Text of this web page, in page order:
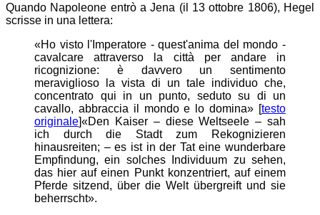
Quando Napoleone entrò a Jena (il 13 ottobre 1806), Hegel
scrisse in una lettera:
«Ho visto l'Imperatore - quest'anima del mondo -
cavalcare attraverso la città per andare in
ricognizione: è davvero un sentimento
meraviglioso la vista di un tale individuo che,
concentrato qui in un punto, seduto su di un
cavallo, abbraccia il mondo e lo domina» [testo
originale]«Den Kaiser – diese Weltseele – sah
ich durch die Stadt zum Rekognizieren
hinausreiten; – es ist in der Tat eine wunderbare
Empfindung, ein solches Individuum zu sehen,
das hier auf einen Punkt konzentriert, auf einem
Pferde sitzend, über die Welt übergreift und sie
beherrscht».